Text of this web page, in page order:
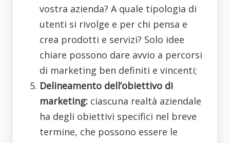
vostra azienda? A quale tipologia di
utenti si rivolge e per chi pensa e
crea prodotti e servizi? Solo idee
chiare possono dare avvio a percorsi
di marketing ben definiti e vincenti;
Delineamento dell’obiettivo di
marketing:ciascuna realtà aziendale
ha degli obiettivi specifici nel breve
termine, che possono essere le